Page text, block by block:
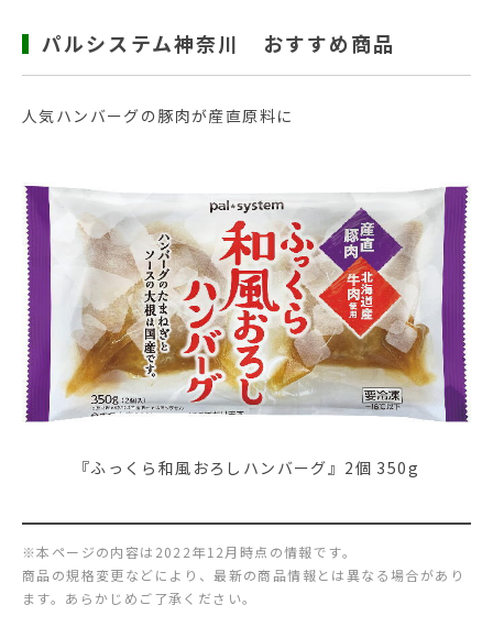
パルシステム神奈川 おすすめ商品
人気ハンバーグの豚肉が産直原料に
『ふっくら和風おろしハンバーグ』2個 350g
※本ページの内容は2022年12月時点の情報です。
商品の規格変更などにより、最新の商品情報とは異なる場合があり
ます。あらかじめご了承ください。